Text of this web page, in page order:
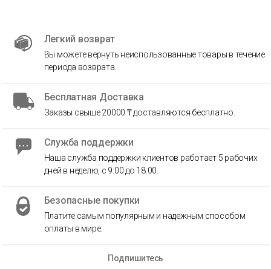
Подпишитесь
Легкий возврат
Вы можете вернуть неиспользованные товары в течение
периода возврата.
Бесплатная Доставка
Заказы свыше 20000 ₸ доставляются бесплатно.
Служба поддержки
Наша служба поддержки клиентов работает 5 рабочих
дней в неделю, с 9:00 до 18:00.
Безопасные покупки
Платите самым популярным и надежным способом
оплаты в мире.